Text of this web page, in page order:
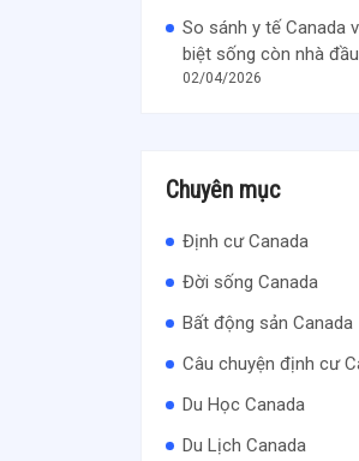
So sánh y tế Canada
biệt sống còn nhà
02/04/2026
Chuyên mục
Định cư Canada
Đời sống Canada
Bất động sản Canada
Câu chuyện định cư
Du Học Canada
Du Lịch Canada